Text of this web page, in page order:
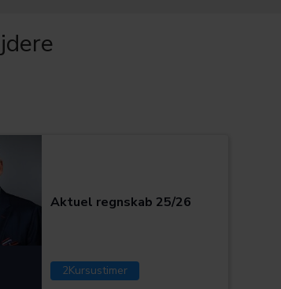
Aktuel regnskab 25/26
2Kursustimer